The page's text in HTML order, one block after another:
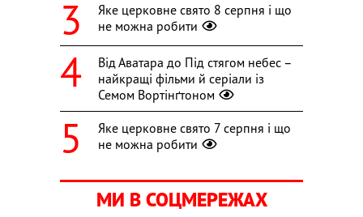
Яке церковне свято 8 серпня і що
не можна робити
Від Аватара до Під стягом небес –
найкращі фільми й серіали із
Семом Вортінґтоном
Яке церковне свято 7 серпня і що
не можна робити
МИ В СОЦМЕРЕЖАХ